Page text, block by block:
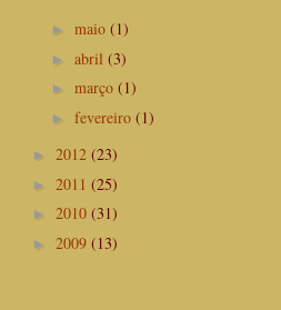
► maio (1)
► abril (3)
► março (1)
► fevereiro (1)
► 2012 (23)
► 2011 (25)
► 2010 (31)
► 2009 (13)